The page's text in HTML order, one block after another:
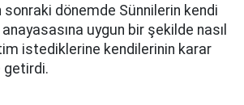
sonraki dönemde Sünnilerin kendi
uygun bir şekilde nasıl
istediklerine kendilerinin karar
getirdi.